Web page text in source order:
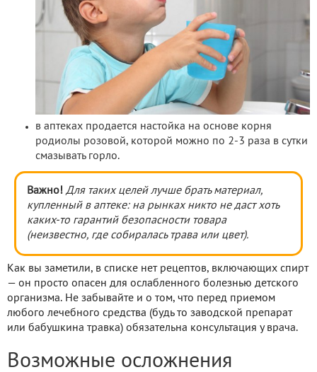
в аптеках продается настойка на основе корня
родиолы розовой, которой можно по 2-3 раза в сутки
смазывать горло.
Важно! Для таких целей лучше брать материал,
купленный в аптеке: на рынках никто не даст хоть
каких-то гарантий безопасности товара
(неизвестно, где собиралась трава или цвет).
Как вы заметили, в списке нет рецептов, включающих спирт
— он просто опасен для ослабленного болезнью детского
организма. Не забывайте и о том, что перед приемом
любого лечебного средства (будь то заводской препарат
или бабушкина травка) обязательна консультация у врача.
Возможные осложнения